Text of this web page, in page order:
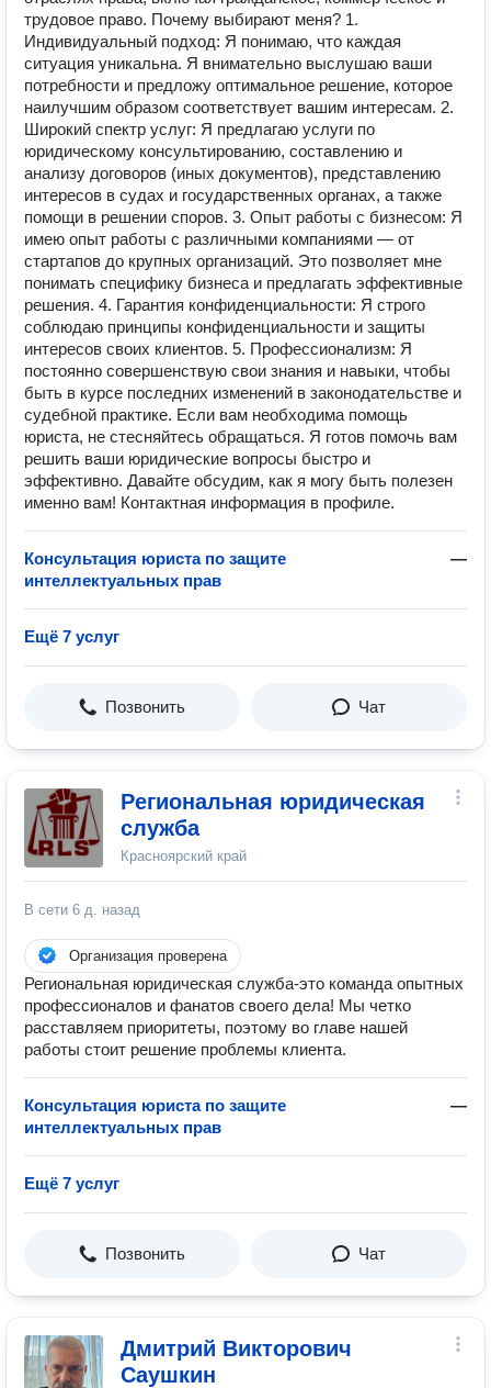
трудовое право. Почему выбирают меня? 1.
Индивидуальный подход: Я понимаю, что каждая
ситуация уникальна. Я внимательно выслушаю ваши
потребности и предложу оптимальное решение, которое
наилучшим образом соответствует вашим интересам. 2.
Широкий спектр услуг: Я предлагаю услуги по
юридическому консультированию, составлению и
анализу договоров (иных документов), представлению
интересов в судах и государственных органах, а также
помощи в решении споров. 3. Опыт работы с бизнесом: Я
имею опыт работы с различными компаниями — от
стартапов до крупных организаций. Это позволяет мне
понимать специфику бизнеса и предлагать эффективные
решения. 4. Гарантия конфиденциальности: Я строго
соблюдаю принципы конфиденциальности и защиты
интересов своих клиентов. 5. Профессионализм: Я
постоянно совершенствую свои знания и навыки, чтобы
быть в курсе последних изменений в законодательстве и
судебной практике. Если вам необходима помощь
юриста, не стесняйтесь обращаться. Я готов помочь вам
решить ваши юридические вопросы быстро и
эффективно. Давайте обсудим, как я могу быть полезен
именно вам! Контактная информация в профиле.
Консультация юриста по защите
интеллектуальных прав
—
Ещё 7 услуг
Позвонить Чат
Региональная юридическая
служба
Красноярский край
В сети 6 д. назад
Организация проверена
Региональная юридическая служба-это команда опытных
профессионалов и фанатов своего дела! Мы четко
расставляем приоритеты, поэтому во главе нашей
работы стоит решение проблемы клиента.
Консультация юриста по защите
интеллектуальных прав
—
Ещё 7 услуг
Позвонить Чат
Дмитрий Викторович
Саушкин